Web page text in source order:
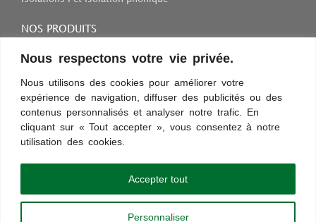
Nous respectons votre vie privée.
Nous utilisons des cookies pour améliorer votre
expérience de navigation, diffuser des publicités ou des
contenus personnalisés et analyser notre trafic. En
cliquant sur « Tout accepter », vous consentez à notre
utilisation des cookies.
Personnaliser
Accepter tout
NOS PRODUITS
Inscriptions et fixations
Protection au travail
Sélection des appareils sanitaires
Conditions d’utilisation
Paiement sécurisé